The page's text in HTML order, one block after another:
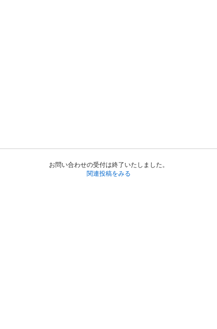
お問い合わせの受付は終了いたしました。
関連投稿をみる